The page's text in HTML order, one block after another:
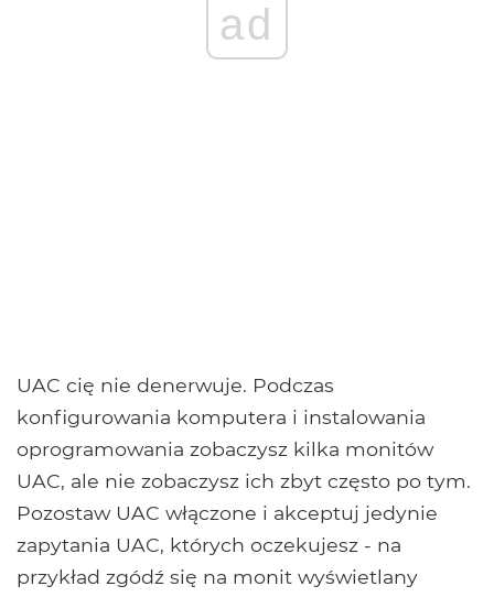
ad
UAC cię nie denerwuje. Podczas
konfigurowania komputera i instalowania
oprogramowania zobaczysz kilka monitów
UAC, ale nie zobaczysz ich zbyt często po tym.
Pozostaw UAC włączone i akceptuj jedynie
zapytania UAC, których oczekujesz - na
przykład zgódź się na monit wyświetlany